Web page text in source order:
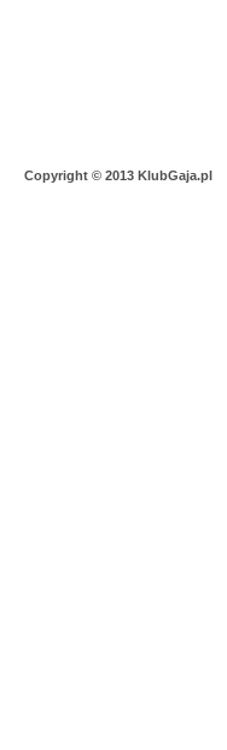
Copyright © 2013 KlubGaja.pl